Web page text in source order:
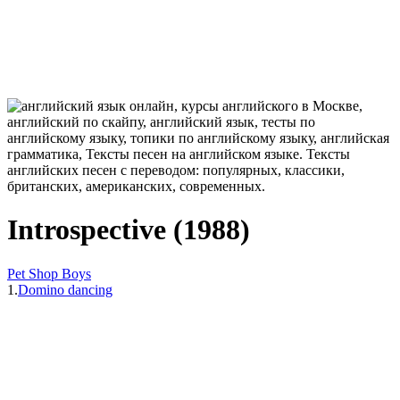
Introspective (1988)
Pet Shop Boys
1.Domino dancing